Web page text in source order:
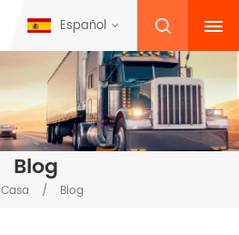
Español
Blog
Casa / Blog